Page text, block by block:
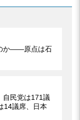
か――原点は石
自民党は171議
14議席、日本